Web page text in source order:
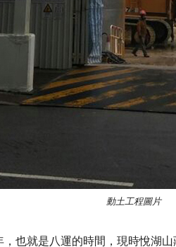
動土工程圖片
也就是八運的時間，現時悅湖